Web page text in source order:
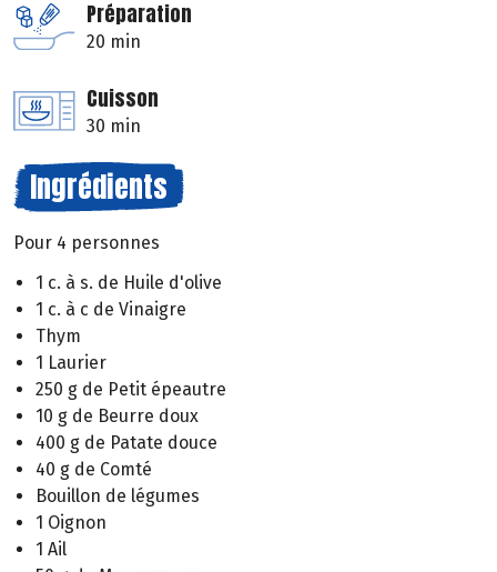
Préparation
20 min
Cuisson
30 min
Ingrédients
Pour 4 personnes
1 c. à s. de Huile d'olive
1 c. à c de Vinaigre
Thym
1 Laurier
250 g de Petit épeautre
10 g de Beurre doux
400 g de Patate douce
40 g de Comté
Bouillon de légumes
1 Oignon
1 Ail